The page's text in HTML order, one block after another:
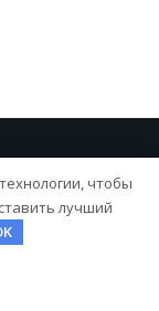
чтобы
лучший